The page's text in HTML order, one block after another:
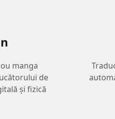
manga
de
și fizică